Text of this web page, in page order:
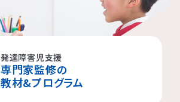
発達障害児支援
専門家監修の
教材&プログラム